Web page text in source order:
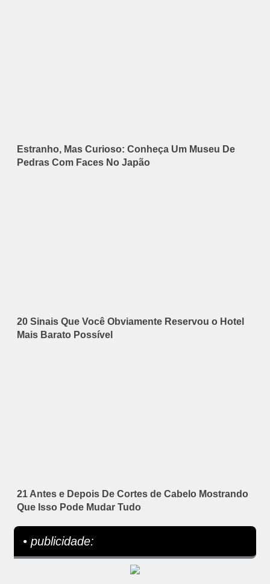
Estranho, Mas Curioso: Conheça Um Museu De
Pedras Com Faces No Japão
20 Sinais Que Você Obviamente Reservou o Hotel
Mais Barato Possível
21 Antes e Depois De Cortes de Cabelo Mostrando
Que Isso Pode Mudar Tudo
• publicidade: